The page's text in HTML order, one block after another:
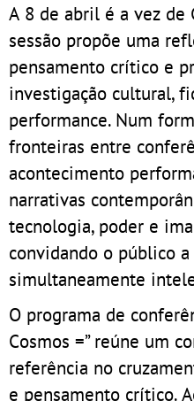
A 8 de abril é a vez de
sessão propõe uma
pensamento crítico e
investigação cultural,
performance. Num
fronteiras entre
acontecimento
narrativas
tecnologia, poder e
convidando o público
simultaneamente
O programa de
Cosmos =” reúne um
referência no
e pensamento crítico.